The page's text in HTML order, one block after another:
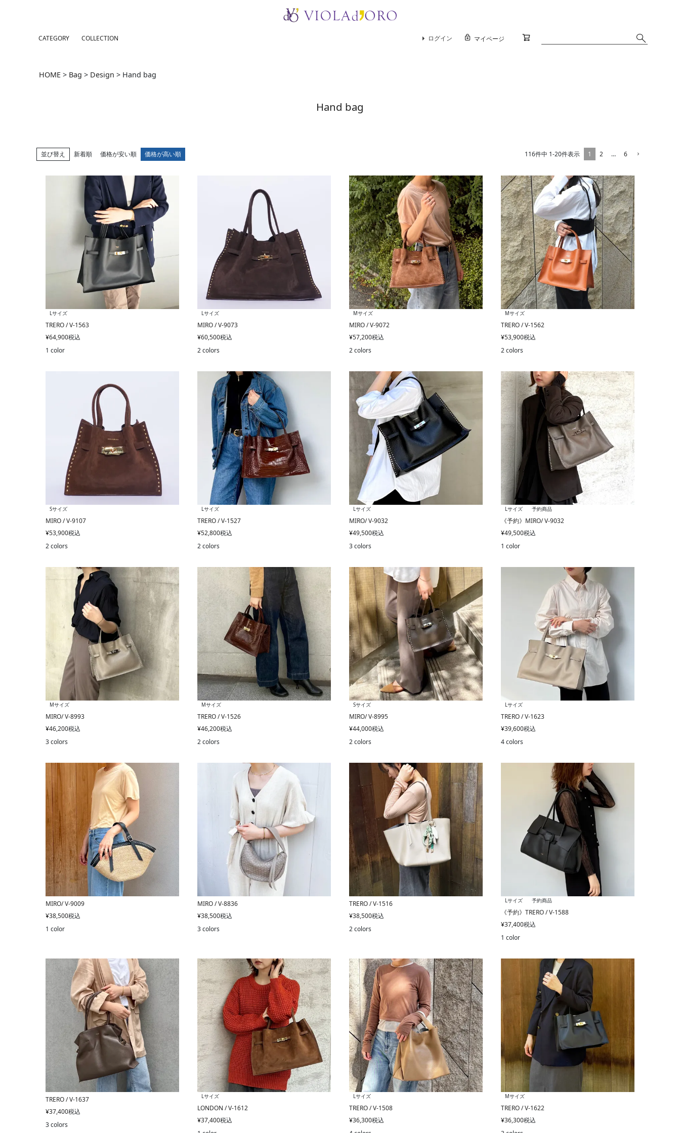
CATEGORY COLLECTION ログイン マイページ
HOME Bag Design Hand bag
Hand bag
並び替え 新着順 価格が安い順 価格が高い順 116件中 1-20件表示 1 2 … 6
Lサイズ
TRERO / V-1563
¥64,900税込
1 color
Lサイズ
MIRO / V-9073
¥60,500税込
2 colors
Mサイズ
MIRO / V-9072
¥57,200税込
2 colors
Mサイズ
TRERO / V-1562
¥53,900税込
2 colors
Sサイズ
MIRO / V-9107
¥53,900税込
2 colors
Lサイズ
TRERO / V-1527
¥52,800税込
2 colors
Lサイズ
MIRO/ V-9032
¥49,500税込
3 colors
Lサイズ 予約商品
《予約》MIRO/ V-9032
¥49,500税込
1 color
Mサイズ
MIRO/ V-8993
¥46,200税込
3 colors
Mサイズ
TRERO / V-1526
¥46,200税込
2 colors
Sサイズ
MIRO/ V-8995
¥44,000税込
2 colors
Lサイズ
TRERO / V-1623
¥39,600税込
4 colors
MIRO/ V-9009
¥38,500税込
1 color
MIRO / V-8836
¥38,500税込
3 colors
TRERO / V-1516
¥38,500税込
2 colors
Lサイズ 予約商品
《予約》TRERO / V-1588
¥37,400税込
1 color
TRERO / V-1637
¥37,400税込
3 colors
Lサイズ
LONDON / V-1612
¥37,400税込
Lサイズ
TRERO / V-1508
¥36,300税込
Mサイズ
TRERO / V-1622
¥36,300税込